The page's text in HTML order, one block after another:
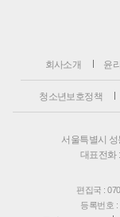
회사소개 윤
청소년보호정책
서울특별시
대표전화
편집국 :
등록번호 :